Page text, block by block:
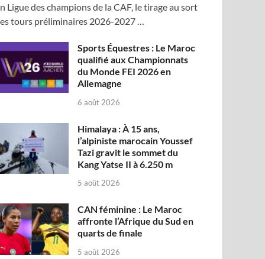
Ligue des champions de la CAF, le tirage au sort
tours préliminaires 2026-2027 …
Sports Équestres : Le Maroc
qualifié aux Championnats
du Monde FEI 2026 en
Allemagne
6 août 2026
Himalaya : À 15 ans,
l’alpiniste marocain Youssef
Tazi gravit le sommet du
Kang Yatse II à 6.250 m
5 août 2026
CAN féminine : Le Maroc
affronte l’Afrique du Sud en
quarts de finale
5 août 2026